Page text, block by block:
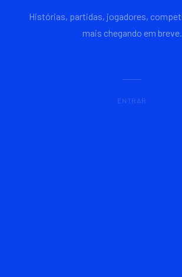
Histórias, partidas, jogadores,
mais chegando em breve.
ENTRAR